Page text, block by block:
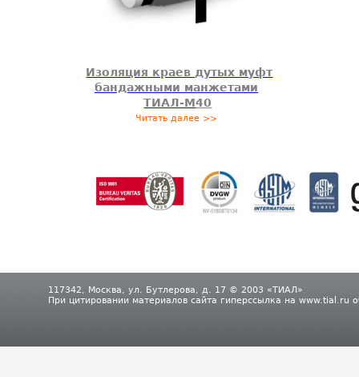
Изоляция краев дутых муфт
бандажными манжетами
ТИАЛ-М40
Читать далее >>
117342, Москва, ул. Бутлерова, д. 17 © 2003 «ТИАЛ»
При цитировании материалов сайта гиперссылка на www.tial.ru